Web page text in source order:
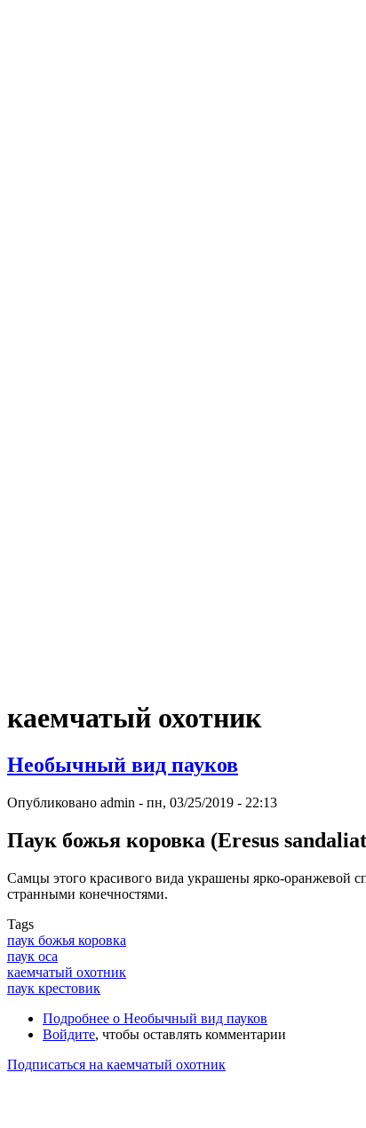
каемчатый охотник
Необычный вид пауков
Опубликовано admin - пн, 03/25/2019 - 22:13
Паук божья коровка (Eresus
Самцы этого красивого вида украшены ярко-
странными конечностями.
Tags
паук божья коровка
паук оса
каемчатый охотник
паук крестовик
Подробнее о Необычный вид пауков
Войдите, чтобы оставлять комментарии
Подписаться на каемчатый охотник